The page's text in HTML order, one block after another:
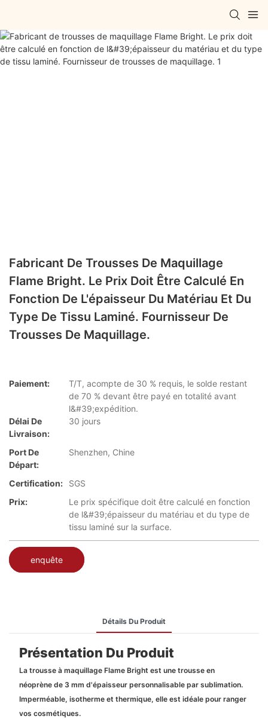
Fabricant De Trousses De Maquillage
Flame Bright. Le Prix Doit Être Calculé En
Fonction De L'épaisseur Du Matériau Et Du
Type De Tissu Laminé. Fournisseur De
Trousses De Maquillage.
Paiement:
T/T, acompte de 30 % requis, le solde restant
de 70 % devant être payé en totalité avant
l&#39;expédition.
Délai De
Livraison:
30 jours
Port De
Départ:
Shenzhen, Chine
Certification:
SGS
Prix:
Le prix spécifique doit être calculé en fonction
de l&#39;épaisseur du matériau et du type de
tissu laminé sur la surface.
enquête
Détails Du Produit
Présentation Du Produit
La trousse à maquillage Flame Bright est une trousse en
néoprène de 3 mm d'épaisseur personnalisable par sublimation.
Imperméable, isotherme et thermique, elle est idéale pour ranger
vos cosmétiques.